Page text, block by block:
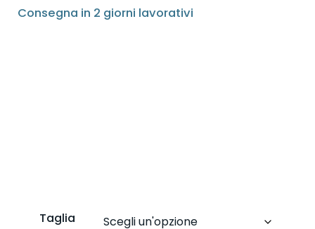
Consegna in 2 giorni lavorativi
Taglia